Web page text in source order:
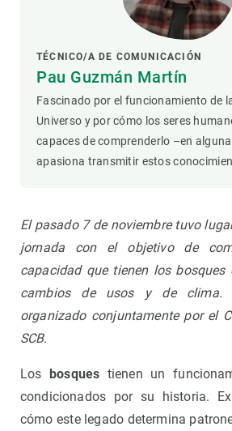
TÉCNICO/A DE COMUNICACIÓN
Pau Guzmán Martín
Fascinado por el funcionamiento de
Universo y por cómo los seres
capaces de comprenderlo –en
apasiona transmitir estos
El pasado 7 de noviembre tuvo
jornada con el objetivo de
capacidad que tienen los bosques
cambios de usos y de clima.
organizado conjuntamente por el
SCB.
Los bosques tienen un
condicionados por su historia.
cómo este legado determina